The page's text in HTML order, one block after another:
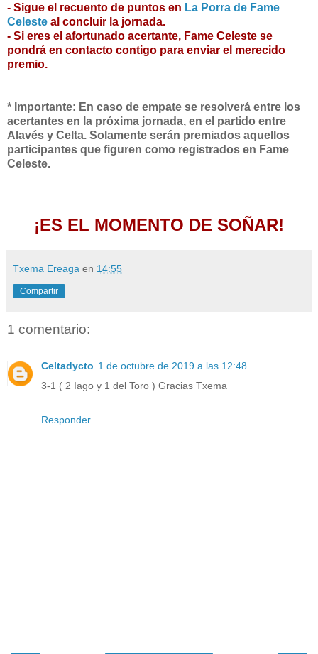
- Sigue el recuento de puntos en La Porra de Fame
Celeste al concluir la jornada.
- Si eres el afortunado acertante, Fame Celeste se
pondrá en contacto contigo para enviar el merecido
premio.
* Importante: En caso de empate se resolverá entre los
acertantes en la próxima jornada, en el partido entre
Alavés y Celta. Solamente serán premiados aquellos
participantes que figuren como registrados en Fame
Celeste.
¡ES EL MOMENTO DE SOÑAR!
Txema Ereaga en 14:55
Compartir
1 comentario:
Celtadycto 1 de octubre de 2019 a las 12:48
3-1 ( 2 Iago y 1 del Toro ) Gracias Txema
Responder